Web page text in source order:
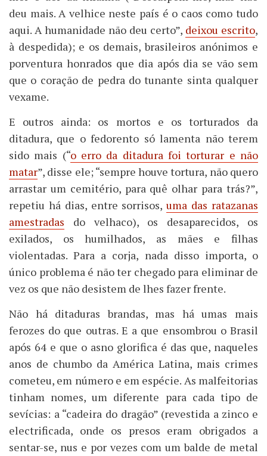
deu mais. A velhice neste país é o caos como tudo
aqui. A humanidade não deu certo”, deixou escrito,
à despedida); e os demais, brasileiros anónimos e
porventura honrados que dia após dia se vão sem
que o coração de pedra do tunante sinta qualquer
vexame.
E outros ainda: os mortos e os torturados da
ditadura, que o fedorento só lamenta não terem
sido mais (“o erro da ditadura foi torturar e não
matar”, disse ele; “sempre houve tortura, não quero
arrastar um cemitério, para quê olhar para trás?”,
repetiu há dias, entre sorrisos,uma das ratazanas
amestradas do velhaco), os desaparecidos, os
exilados, os humilhados, as mães e filhas
violentadas. Para a corja, nada disso importa, o
único problema é não ter chegado para eliminar de
vez os que não desistem de lhes fazer frente.
Não há ditaduras brandas, mas há umas mais
ferozes do que outras. E a que ensombrou o Brasil
após 64 e que o asno glorifica é das que, naqueles
anos de chumbo da América Latina, mais crimes
cometeu, em número e em espécie. As malfeitorias
tinham nomes, um diferente para cada tipo de
sevícias: a “cadeira do dragão” (revestida a zinco e
electrificada, onde os presos eram obrigados a
sentar-se, nus e por vezes com um balde de metal